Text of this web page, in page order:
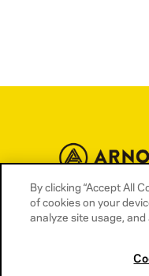
By clicking “Accept All
of cookies on your
analyze site usage,